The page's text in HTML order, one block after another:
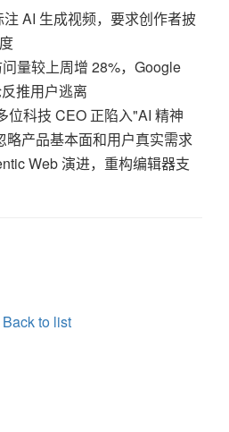
AI 生成视频，要求创作者披
量较上周增 28%，Google
推用户逃离
位科技 CEO 正陷入"AI 精神
产品基本面和用户真实需求
Web 演进，重构编辑器支
to list